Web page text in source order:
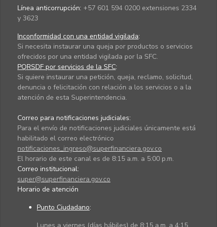
Línea anticorrupción: +57 601 594 0200 extensiones 2334
y 3623
Inconformidad con una entidad vigilada:
Si necesita instaurar una queja por productos o servicios
ofrecidos por una entidad vigilada por la SFC.
PQRSDF por servicios de la SFC:
Si quiere instaurar una petición, queja, reclamo, solicitud,
denuncia o felicitación con relación a los servicios o a la
atención de esta Superintendencia.
Correo para notificaciones judiciales:
Para el envío de notificaciones judiciales únicamente está
habilitado el correo electrónico
notificaciones_ingreso@superfinanciera.gov.co
El horario de este canal es de 8:15 a.m. a 5:00 p.m.
Correo institucional:
super@superfinanciera.gov.co
Horario de atención
Punto Ciudadano: